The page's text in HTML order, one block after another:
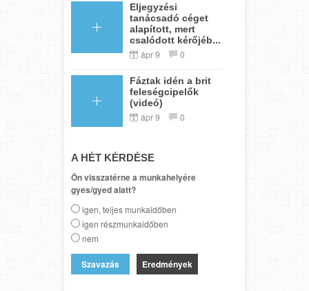
Eljegyzési
tanácsadó céget
alapított, mert
csalódott kérőjéb...
ápr 9 0
Fáztak idén a brit
feleségcipelők
(videó)
ápr 9 0
A HÉT KÉRDÉSE
Ön visszatérne a munkahelyére
gyes/gyed alatt?
igen, teljes munkaidőben
igen részmunkaidőben
nem
Eredmények